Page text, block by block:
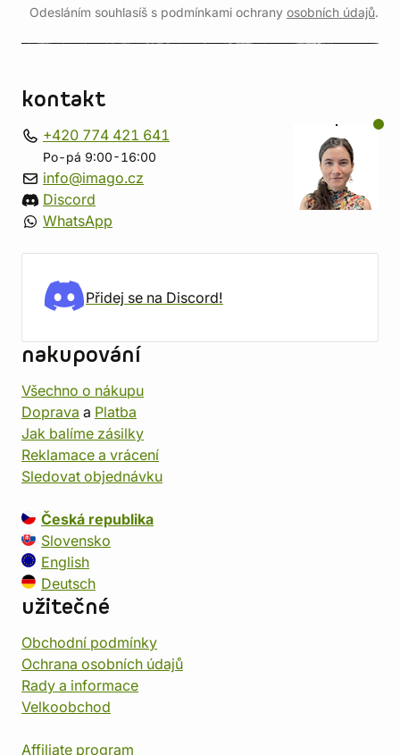
Odesláním souhlasíš s podmínkami ochrany osobních údajů.
kontakt
+420 774 421 641
Po-pá 9:00-16:00
info@imago.cz
Discord
WhatsApp
Přidej se na Discord!
nakupování
Všechno o nákupu
Doprava a Platba
Jak balíme zásilky
Reklamace a vrácení
Sledovat objednávku
Česká republika
Slovensko
English
Deutsch
užitečné
Obchodní podmínky
Ochrana osobních údajů
Rady a informace
Velkoobchod
Affiliate program